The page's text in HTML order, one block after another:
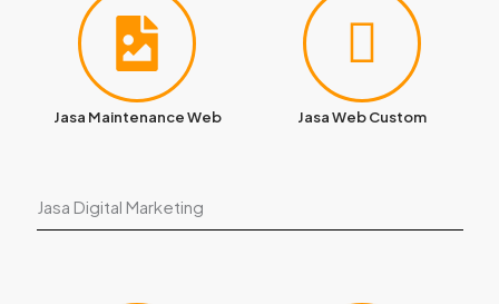
Jasa Maintenance Web Jasa Web Custom
Jasa Digital Marketing